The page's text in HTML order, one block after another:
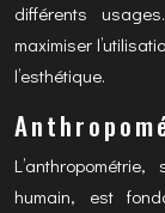
différents
maximiser
l’esthétique.
humain, est